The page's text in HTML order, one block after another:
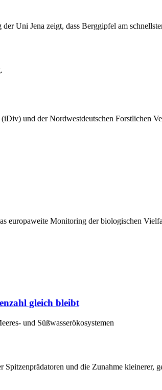
Uni Jena zeigt, dass Berggipfel am
und der Nordwestdeutschen Forstlichen
Monitoring der biologischen
gleich bleibt
und Süßwasserökosystemen